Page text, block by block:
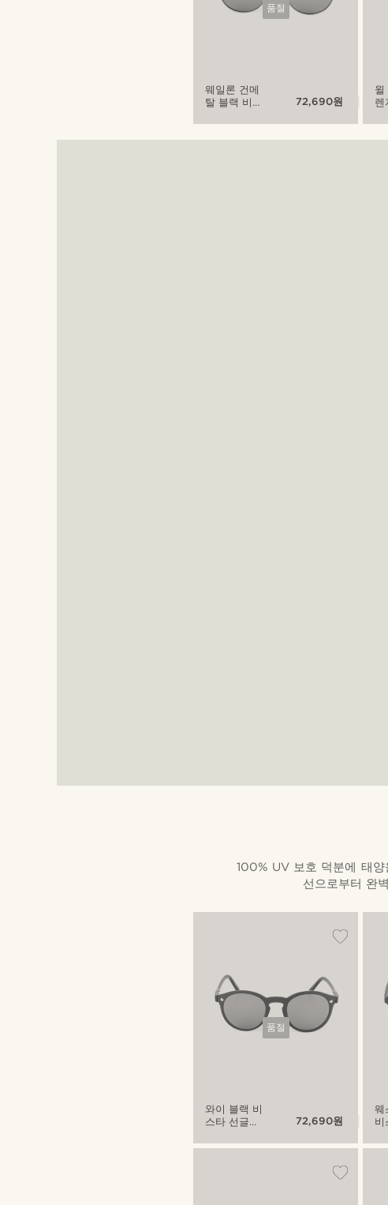
품절
웨일론 건메
탈 블랙 비스
72,690원
윌
렌
스
스
100% UV 보호 덕분에 태
선으로부터 완
품절
와이 블랙 비
스타 선글라
72,690원
웨
비